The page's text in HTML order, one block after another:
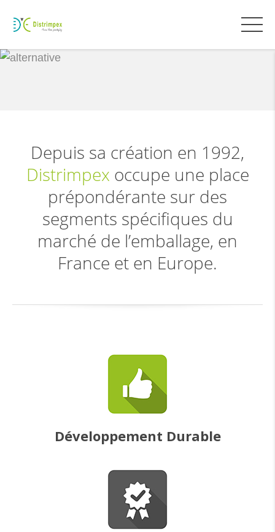
Depuis sa création en 1992,
Distrimpex occupe une place
prépondérante sur des
segments spécifiques du
marché de l’emballage, en
France et en Europe.
Développement Durable